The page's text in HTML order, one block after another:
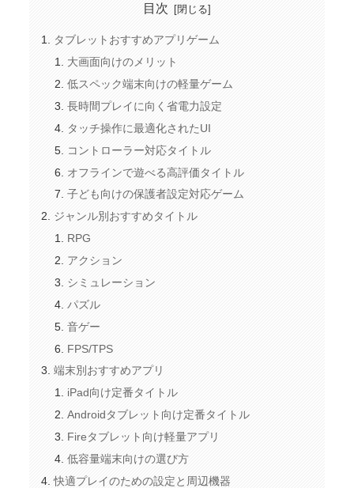
目次
タブレットおすすめアプリゲーム
大画面向けのメリット
低スペック端末向けの軽量ゲーム
長時間プレイに向く省電力設定
タッチ操作に最適化されたUI
コントローラー対応タイトル
オフラインで遊べる高評価タイトル
子ども向けの保護者設定対応ゲーム
ジャンル別おすすめタイトル
RPG
アクション
シミュレーション
パズル
音ゲー
FPS/TPS
端末別おすすめアプリ
iPad向け定番タイトル
Androidタブレット向け定番タイトル
Fireタブレット向け軽量アプリ
低容量端末向けの選び方
快適プレイのための設定と周辺機器